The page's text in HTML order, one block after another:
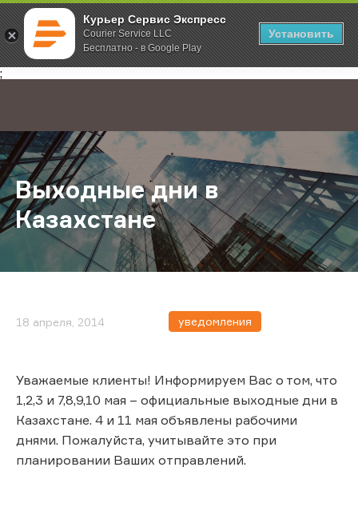
Курьер Сервис Экспресс
Courier Service LLC
Бесплатно - в Google Play
Установить
;
Главная О компании Новости Выходные дни в Казахстане
Выходные дни в
Казахстане
18 апреля, 2014 уведомления
Уважаемые клиенты! Информируем Вас о том, что
1,2,3 и 7,8,9,10 мая – официальные выходные дни в
Казахстане. 4 и 11 мая объявлены рабочими
днями. Пожалуйста, учитывайте это при
планировании Ваших отправлений.